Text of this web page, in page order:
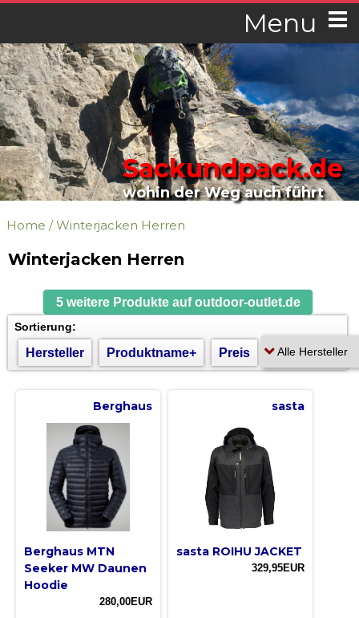
Menu
Sackundpack.de
wohin der Weg auch führt
Home /Winterjacken Herren
Winterjacken Herren
5 weitere Produkte auf outdoor-outlet.de
Sortierung:
Hersteller Produktname+ Preis
Berghaus
Berghaus MTN
Seeker MW Daunen
Hoodie
280,00EUR
sasta
sasta ROIHU JACKET
329,95EUR